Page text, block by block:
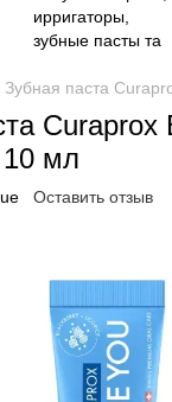
Зубная паста
Curaprox
мл
Оставить отзыв